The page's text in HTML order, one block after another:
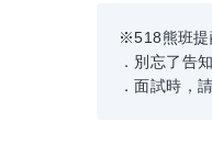
※518熊班提
．別忘了告
．面試時，